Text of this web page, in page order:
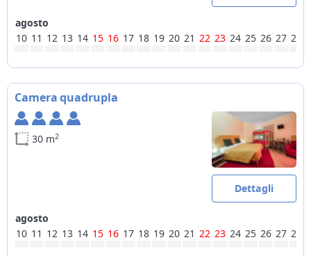
agosto
10 11 12 13 14 15 16 17 18 19 20 21 22 23 24 25 26 27 28
Camera quadrupla
30 m2
Dettagli
agosto
10 11 12 13 14 15 16 17 18 19 20 21 22 23 24 25 26 27 28